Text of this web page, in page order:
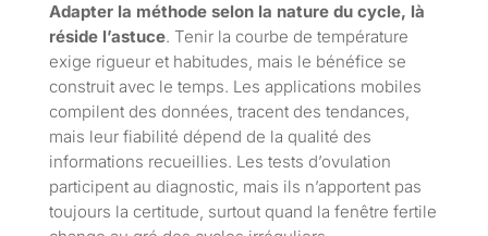
Adapter la méthode selon la nature du cycle, là
réside l’astuce. Tenir la courbe de température
exige rigueur et habitudes, mais le bénéfice se
construit avec le temps. Les applications mobiles
compilent des données, tracent des tendances,
mais leur fiabilité dépend de la qualité des
informations recueillies. Les tests d’ovulation
participent au diagnostic, mais ils n’apportent pas
toujours la certitude, surtout quand la fenêtre fertile